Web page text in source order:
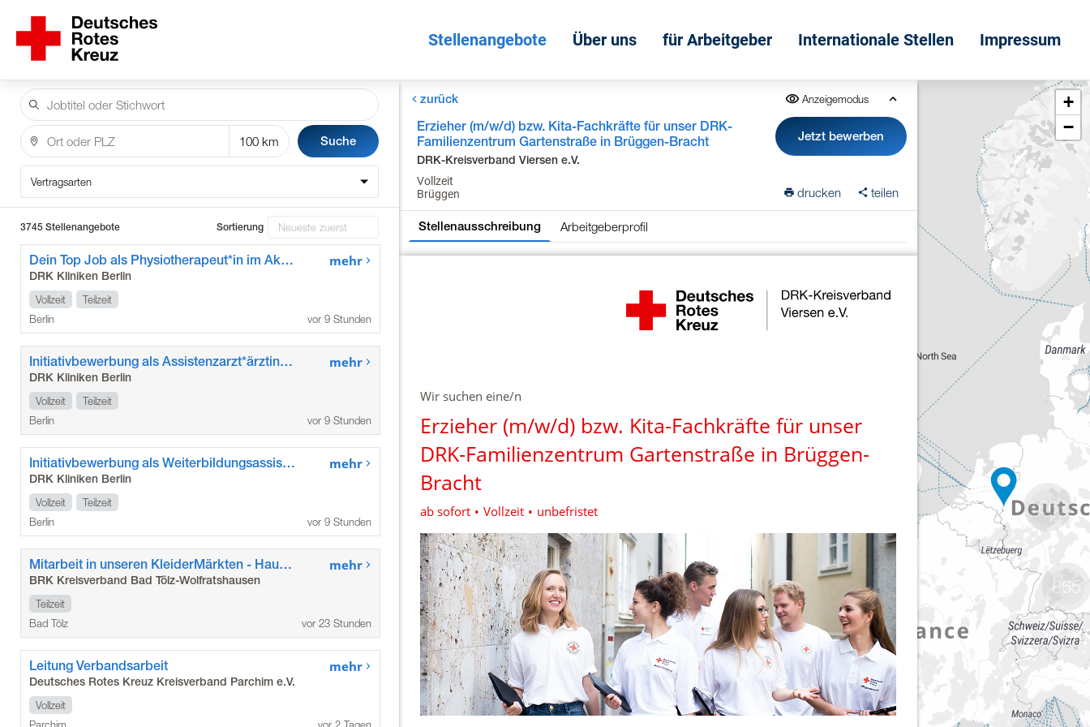
Stellenangebote Über uns für Arbeitgeber Internationale Stellen Impressum
Suche
Vertragsarten
3745 Stellenangebote Sortierung
Dein Top Job als Physiotherapeut*in im Akutkrankenhaus
DRK Kliniken Berlin
Vollzeit
Teilzeit
Berlin
mehr
vor 9 Stunden
Initiativbewerbung als Assistenzarzt*ärztin / Weiterbildungsassistent*in für Allgemeinmedizin / Innere Medizin in der Geriatrie im Krankenhaus im Grünen
DRK Kliniken Berlin
Vollzeit
Teilzeit
Berlin
mehr
vor 9 Stunden
Initiativbewerbung als Weiterbildungsassistent*in / Assistenzarzt*ärztin in der Allgemein- und Viszeralchirurgie im Kunstkrankenhaus
DRK Kliniken Berlin
Vollzeit
Teilzeit
Berlin
mehr
vor 9 Stunden
Mitarbeit in unseren KleiderMärkten - Hauptstandort Bad Tölz (m/w/d)
BRK Kreisverband Bad Tölz-Wolfratshausen
Teilzeit
Bad Tölz
mehr
vor 23 Stunden
Leitung Verbandsarbeit
Deutsches Rotes Kreuz Kreisverband Parchim e.V.
Vollzeit
mehr
zurück Anzeigemodus
Erzieher (m/w/d) bzw. Kita-Fachkräfte für unser DRK-
Familienzentrum Gartenstraße in Brüggen-Bracht
DRK-Kreisverband Viersen e.V.
Vollzeit
Brüggen
Jetzt bewerben
drucken teilen
Stellenausschreibung Arbeitgeberprofil
1668
865
+
−